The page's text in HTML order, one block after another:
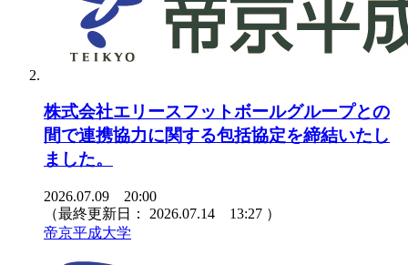
株式会社エリースフットボールグループとの
間で連携協力に関する包括協定を締結いたし
ました。
2026.07.09 20:00
（最終更新日： 2026.07.14 13:27 ）
帝京平成大学